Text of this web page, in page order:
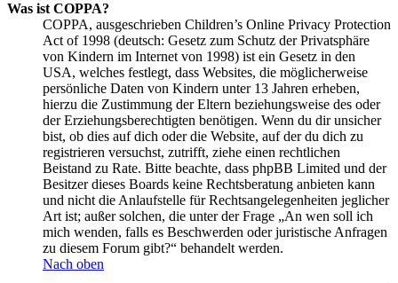
Was ist COPPA?
COPPA, ausgeschrieben Children’s Online Privacy Protection
Act of 1998 (deutsch: Gesetz zum Schutz der Privatsphäre
von Kindern im Internet von 1998) ist ein Gesetz in den
USA, welches festlegt, dass Websites, die möglicherweise
persönliche Daten von Kindern unter 13 Jahren erheben,
hierzu die Zustimmung der Eltern beziehungsweise des oder
der Erziehungsberechtigten benötigen. Wenn du dir unsicher
bist, ob dies auf dich oder die Website, auf der du dich zu
registrieren versuchst, zutrifft, ziehe einen rechtlichen
Beistand zu Rate. Bitte beachte, dass phpBB Limited und der
Besitzer dieses Boards keine Rechtsberatung anbieten kann
und nicht die Anlaufstelle für Rechtsangelegenheiten jeglicher
Art ist; außer solchen, die unter der Frage „An wen soll ich
mich wenden, falls es Beschwerden oder juristische Anfragen
zu diesem Forum gibt?“ behandelt werden.
Nach oben